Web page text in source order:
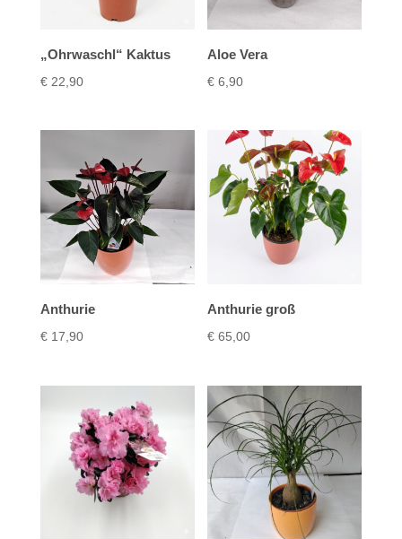
„Ohrwaschl“ Kaktus
€22,90
Aloe Vera
€ 6,90
Anthurie
€17,90
Anthurie groß
€ 65,00